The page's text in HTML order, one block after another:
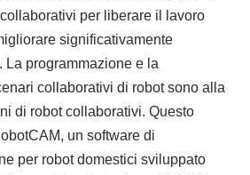
per liberare il lavoro
significativamente
La programmazione e la
collaborativi di robot sono alla
di robot collaborativi. Questo
un software di
per robot domestici sviluppato